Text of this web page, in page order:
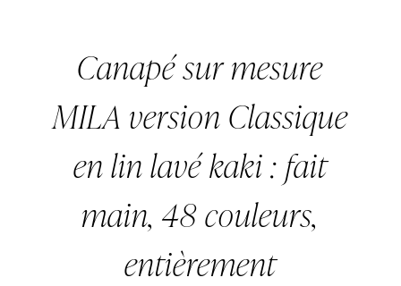
Canapé sur mesure
MILA version Classique
en lin lavé kaki : fait
main, 48 couleurs,
entièrement